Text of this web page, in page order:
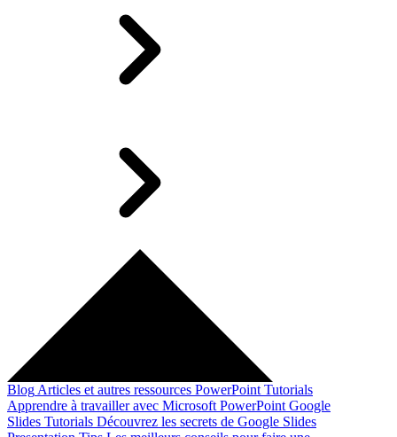
Blog Articles et autres ressources PowerPoint Tutorials
Apprendre à travailler avec Microsoft PowerPoint Google
Slides Tutorials Découvrez les secrets de Google Slides